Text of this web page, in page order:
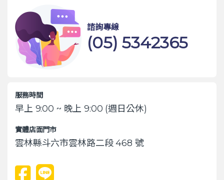
諮詢專線
(05) 5342365
服務時間
早上 9:00 ~ 晚上 9:00 (週日公休)
實體店面門市
雲林縣斗六市雲林路二段 468 號